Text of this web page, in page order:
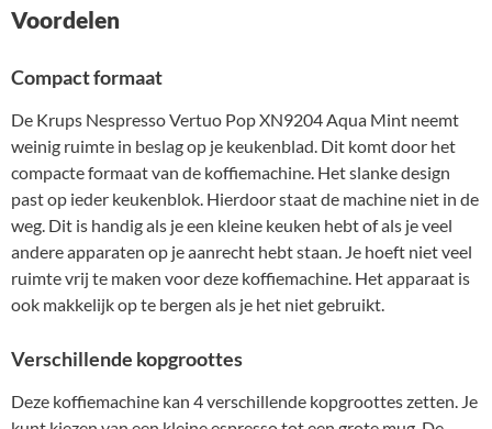
Voordelen
Compact formaat
De Krups Nespresso Vertuo Pop XN9204 Aqua Mint neemt
weinig ruimte in beslag op je keukenblad. Dit komt door het
compacte formaat van de koffiemachine. Het slanke design
past op ieder keukenblok. Hierdoor staat de machine niet in de
weg. Dit is handig als je een kleine keuken hebt of als je veel
andere apparaten op je aanrecht hebt staan. Je hoeft niet veel
ruimte vrij te maken voor deze koffiemachine. Het apparaat is
ook makkelijk op te bergen als je het niet gebruikt.
Verschillende kopgroottes
Deze koffiemachine kan 4 verschillende kopgroottes zetten. Je